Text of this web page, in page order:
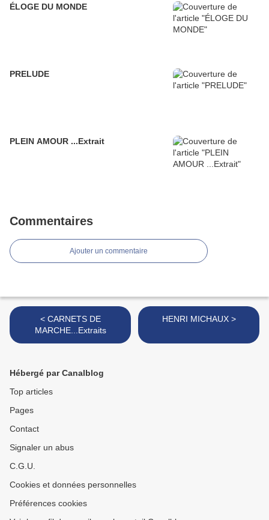
ÉLOGE DU MONDE
PRELUDE
PLEIN AMOUR ...Extrait
Commentaires
Ajouter un commentaire
< CARNETS DE
MARCHE...Extraits
HENRI MICHAUX >
Hébergé par Canalblog
Top articles
Pages
Contact
Signaler un abus
C.G.U.
Cookies et données personnelles
Préférences cookies